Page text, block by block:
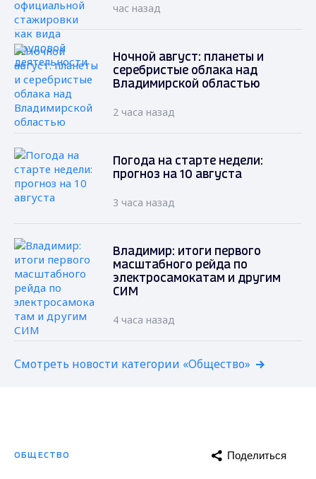
час назад
Ночной август: планеты и
серебристые облака над
Владимирской областью
2 часа назад
Погода на старте недели:
прогноз на 10 августа
3 часа назад
Владимир: итоги первого
масштабного рейда по
электросамокатам и другим
СИМ
4 часа назад
Смотреть новости категории «Общество»
ОБЩЕСТВО Поделиться